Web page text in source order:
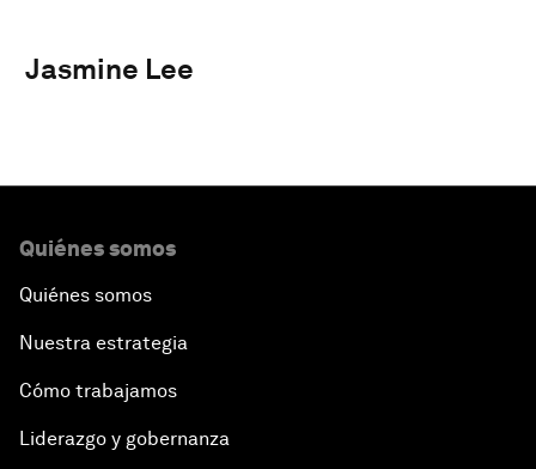
Jasmine Lee
Quiénes somos
Quiénes somos
Nuestra estrategia
Cómo trabajamos
Liderazgo y gobernanza